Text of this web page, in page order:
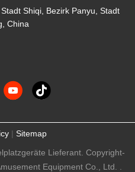
Shiqi, Bezirk Panyu, Stadt
China
| Sitemap
Lieferant. Copyright-
Equipment Co., Ltd. .